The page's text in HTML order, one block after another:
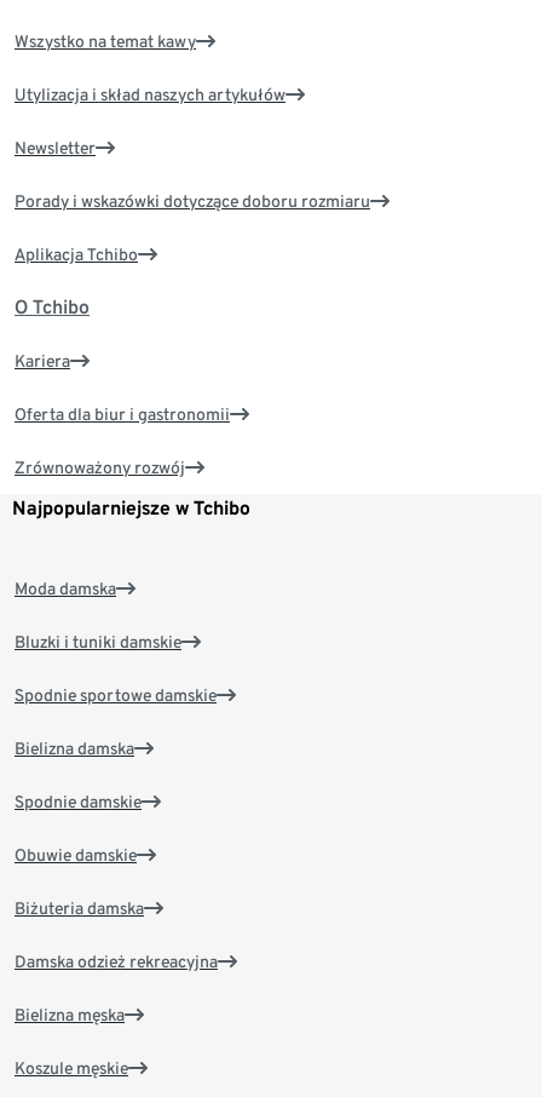
Wszystko na temat kawy
Utylizacja i skład naszych artykułów
Newsletter
Porady i wskazówki dotyczące doboru rozmiaru
Aplikacja Tchibo
O Tchibo
Kariera
Oferta dla biur i gastronomii
Zrównoważony rozwój
Najpopularniejsze w Tchibo
Moda damska
Bluzki i tuniki damskie
Spodnie sportowe damskie
Bielizna damska
Spodnie damskie
Obuwie damskie
Biżuteria damska
Damska odzież rekreacyjna
Bielizna męska
Koszule męskie